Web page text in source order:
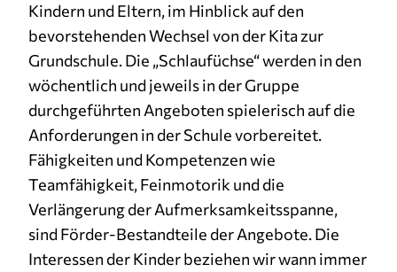
Kindern und Eltern, im Hinblick auf den
bevorstehenden Wechsel von der Kita zur
Grundschule. Die „Schlaufüchse“ werden in den
wöchentlich und jeweils in der Gruppe
durchgeführten Angeboten spielerisch auf die
Anforderungen in der Schule vorbereitet.
Fähigkeiten und Kompetenzen wie
Teamfähigkeit, Feinmotorik und die
Verlängerung der Aufmerksamkeitsspanne,
sind Förder-Bestandteile der Angebote. Die
Interessen der Kinder beziehen wir wann immer